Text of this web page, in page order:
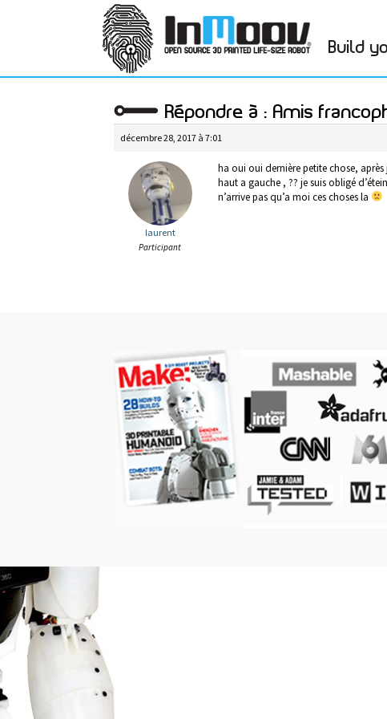
Build
Répondre à : Amis
décembre 28, 2017 à 7:01
laurent
Participant
ha oui oui dernière petite chose,
haut a gauche , ?? je suis obligé
n’arrive pas qu’a moi ces choses la